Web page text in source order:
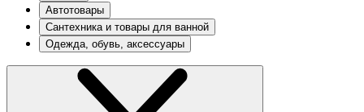
Автотовары
Сантехника и товары для ванной
Одежда, обувь, аксессуары